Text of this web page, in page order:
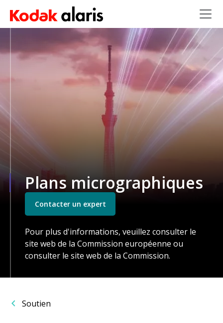
Skip to main content
Plans micrographiques
Contacter un expert
Pour plus d'informations, veuillez consulter le
site web de la Commission européenne ou
consulter le site web de la Commission.
Soutien